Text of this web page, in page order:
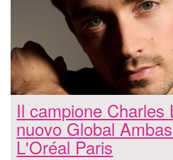
Il campione Charles
nuovo Global
L'Oréal Paris